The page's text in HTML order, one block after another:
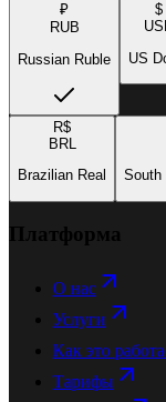
₽
RUB
Russian Ruble
$
US
R$
BRL
Brazilian Real
South
Платформа
О нас
Услуги
Как это
Тарифы